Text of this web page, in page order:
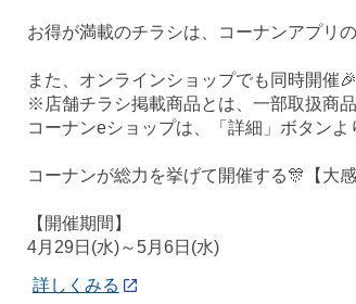
お得が満載のチラシは、コーナンアプリ
また、オンラインショップでも同時開催🎉
※店舗チラシ掲載商品とは、一部取扱商
コーナンeショップは、「詳細」ボタンよ
コーナンが総力を挙げて開催する🎊【大
【開催期間】
4月29日(水)～5月6日(水)
詳しくみる